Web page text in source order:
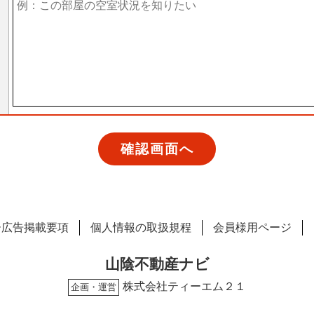
告掲載要項 個人情報の取扱規程 会員様用ページ
山陰不動産ナビ
企画・運営 株式会社ティーエム２１